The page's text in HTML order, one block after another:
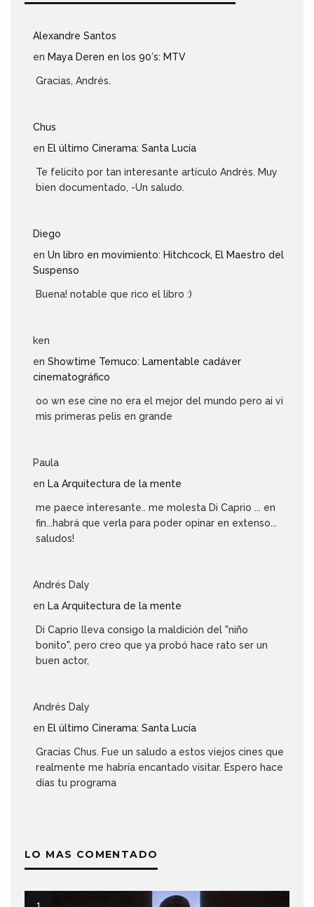
Alexandre Santos
en Maya Deren en los 90′s: MTV
Gracias, Andrés.
Chus
en El último Cinerama: Santa Lucía
Te felicito por tan interesante artículo Andrés. Muy
bien documentado, -Un saludo.
Diego
en Un libro en movimiento: Hitchcock, El Maestro del
Suspenso
Buena! notable que rico el libro :)
ken
en Showtime Temuco: Lamentable cadáver
cinematográfico
oo wn ese cine no era el mejor del mundo pero ai vi
mis primeras pelis en grande
Paula
en La Arquitectura de la mente
me paece interesante.. me molesta Di Caprio ... en
fin...habrá que verla para poder opinar en extenso...
saludos!
Andrés Daly
en La Arquitectura de la mente
Di Caprio lleva consigo la maldición del "niño
bonito", pero creo que ya probó hace rato ser un
buen actor,
Andrés Daly
en El último Cinerama: Santa Lucía
Gracias Chus. Fue un saludo a estos viejos cines que
realmente me habría encantado visitar. Espero hace
días tu programa
LO MAS COMENTADO